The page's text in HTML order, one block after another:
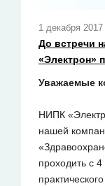
1 декабря 2017
До встречи
«Электрон»
Уважаемые
НИПК
нашей
проходить с